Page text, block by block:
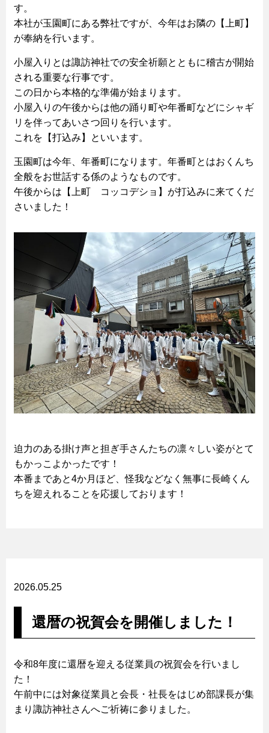
す。
本社が玉園町にある弊社ですが、今年はお隣の【上町】
が奉納を行います。
小屋入りとは諏訪神社での安全祈願とともに稽古が開始
される重要な行事です。
この日から本格的な準備が始まります。
小屋入りの午後からは他の踊り町や年番町などにシャギ
リを伴ってあいさつ回りを行います。
これを【打込み】といいます。
玉園町は今年、年番町になります。年番町とはおくんち
全般をお世話する係のようなものです。
午後からは【上町 コッコデショ】が打込みに来てくだ
さいました！
迫力のある掛け声と担ぎ手さんたちの凛々しい姿がとて
もかっこよかったです！
本番まであと4か月ほど、怪我などなく無事に長崎くん
ちを迎えれることを応援しております！
2026.05.25
還暦の祝賀会を開催しました！
令和8年度に還暦を迎える従業員の祝賀会を行いまし
た！
午前中には対象従業員と会長・社長をはじめ部課長が集
まり諏訪神社さんへご祈祷に参りました。